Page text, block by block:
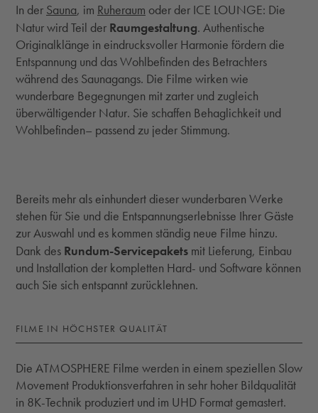
In der Sauna, im Ruheraum oder der ICE LOUNGE: Die
Natur wird Teil der Raumgestaltung. Authentische
Originalklänge in eindrucksvoller Harmonie fördern die
Entspannung und das Wohlbefinden des Betrachters
während des Saunagangs. Die Filme wirken wie
wunderbare Begegnungen mit zarter und zugleich
überwältigender Natur. Sie schaffen Behaglichkeit und
Wohlbefinden– passend zu jeder Stimmung.
Bereits mehr als einhundert dieser wunderbaren Werke
stehen für Sie und die Entspannungserlebnisse Ihrer Gäste
zur Auswahl und es kommen ständig neue Filme hinzu.
Dank des Rundum-Servicepakets mit Lieferung, Einbau
und Installation der kompletten Hard- und Software können
auch Sie sich entspannt zurücklehnen.
FILME IN HÖCHSTER QUALITÄT
Die ATMOSPHERE Filme werden in einem speziellen Slow
Movement Produktionsverfahren in sehr hoher Bildqualität
in 8K-Technik produziert und im UHD Format gemastert.